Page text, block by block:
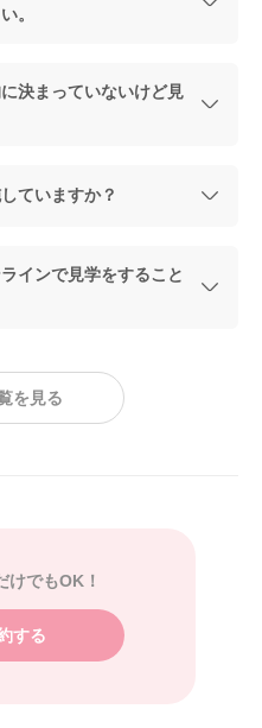
。
決まっていないけど見
ていますか？
インで見学をすること
を見る
けでもOK！
する